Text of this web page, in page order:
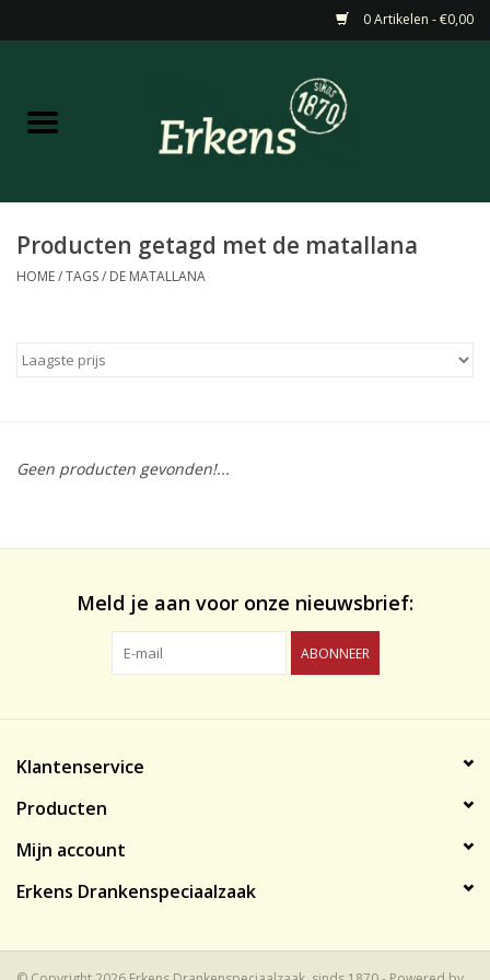
0 Artikelen - €0,00
Home
Barneveldse specialiteiten
Gedistilleerd &
Producten getagd met de matallana
HOME/TAGS/ DE MATALLANA
Geen producten gevonden!...
Meld je aan voor onze nieuwsbrief:
ABONNEER
Klantenservice
Producten
Mijn account
Erkens Drankenspeciaalzaak